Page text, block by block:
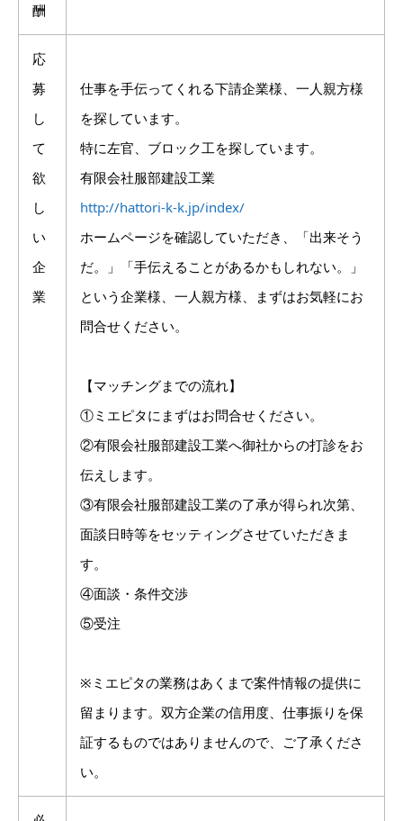
酬
応
募
し
て
欲
し
い
企
業
仕事を手伝ってくれる下請企業様、一人親方様
を探しています。
特に左官、ブロック工を探しています。
有限会社服部建設工業
http://hattori-k-k.jp/index/
ホームページを確認していただき、「出来そう
だ。」「手伝えることがあるかもしれない。」
という企業様、一人親方様、まずはお気軽にお
問合せください。
【マッチングまでの流れ】
①ミエピタにまずはお問合せください。
②有限会社服部建設工業へ御社からの打診をお
伝えします。
③有限会社服部建設工業の了承が得られ次第、
面談日時等をセッティングさせていただきま
す。
④面談・条件交渉
⑤受注
※ミエピタの業務はあくまで案件情報の提供に
留まります。双方企業の信用度、仕事振りを保
証するものではありませんので、ご了承くださ
い。